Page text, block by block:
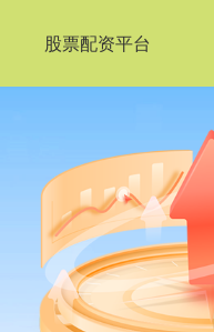
股票配资平台